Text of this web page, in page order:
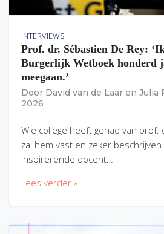
INTERVIEWS
Prof. dr. Sébastien De Rey:
Burgerlijk Wetboek honderd
meegaan.’
Door David van de Laar en Julia
2026
Wie college heeft gehad van prof.
zal hem vast en zeker beschrijven
inspirerende docent…
Lees verder »